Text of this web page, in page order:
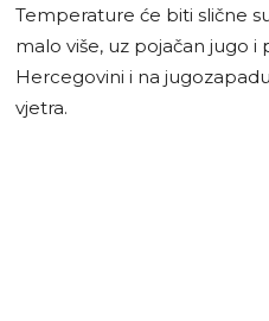
Temperature će biti slične
malo više, uz pojačan jugo i
Hercegovini i na
vjetra.